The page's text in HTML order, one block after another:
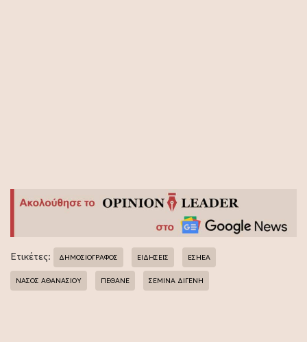
Ετικέτες: ΔΗΜΟΣΙΟΓΡΑΦΟΣ ΕΙΔΗΣΕΙΣ ΕΣΗΕΑ
ΝΑΣΟΣ ΑΘΑΝΑΣΙΟΥ ΠΕΘΑΝΕ ΣΕΜΙΝΑ ΔΙΓΕΝΗ